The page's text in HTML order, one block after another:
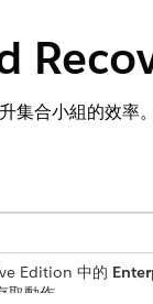
集合小組的效率
Edition 中的
動作。